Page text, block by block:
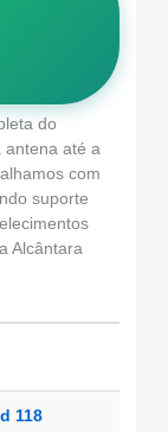
do
antena até a
com
suporte
Alcântara
118